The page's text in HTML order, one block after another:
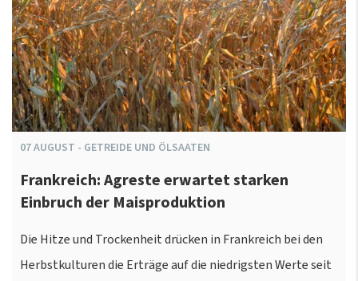
07AUGUST - GETREIDE UND ÖLSAATEN
Frankreich: Agreste erwartet starken
Einbruch der Maisproduktion
Die Hitze und Trockenheit drücken in Frankreich bei den
Herbstkulturen die Erträge auf die niedrigsten Werte seit